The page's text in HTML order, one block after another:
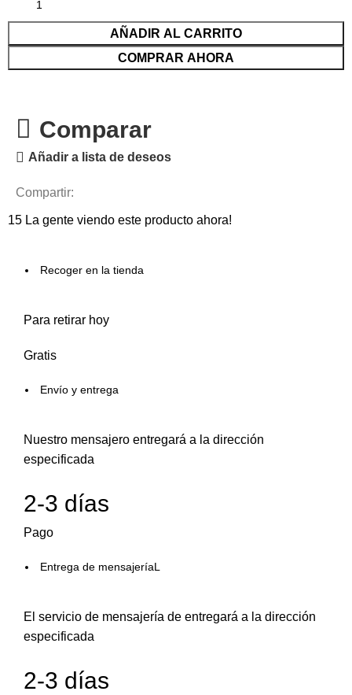
AÑADIR AL CARRITO
COMPRAR AHORA
Comparar
Añadir a lista de deseos
Compartir:
15 La gente viendo este producto ahora!
Recoger en la tienda
Para retirar hoy
Gratis
Envío y entrega
Nuestro mensajero entregará a la dirección
especificada
2-3 días
Pago
Entrega de mensajeríaL
El servicio de mensajería de entregará a la dirección
especificada
2-3 días